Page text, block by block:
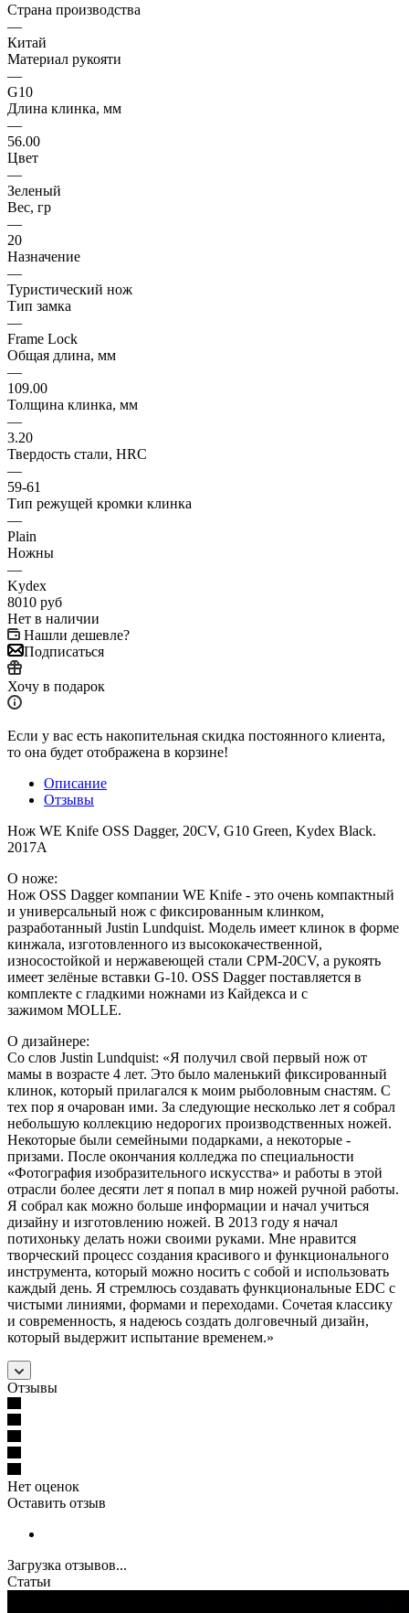
Страна производства
—
Китай
Материал рукояти
—
G10
Длина клинка, мм
—
56.00
Цвет
—
Зеленый
Вес, гр
—
20
Назначение
—
Туристический нож
Тип замка
—
Frame Lock
Общая длина, мм
—
109.00
Толщина клинка, мм
—
3.20
Твердость стали, HRC
—
59-61
Тип режущей кромки клинка
—
Plain
Ножны
—
Kydex
8010 руб
Нет в наличии
Нашли дешевле?
Подписаться
Хочу в подарок
Если у вас есть накопительная скидка постоянного клиента,
то она будет отображена в корзине!
Описание
Отзывы
Нож WE Knife OSS Dagger, 20CV, G10 Green, Kydex Black.
2017A
О ноже:
Нож OSS Dagger компании WE Knife - это очень компактный
и универсальный нож с фиксированным клинком,
разработанный Justin Lundquist. Модель имеет клинок в форме
кинжала, изготовленного из высококачественной,
износостойкой и нержавеющей стали CPM-20CV, а рукоять
имеет зелёные вставки G-10. OSS Dagger поставляется в
комплекте с гладкими ножнами из Кайдекса и с
зажимом MOLLE.
О дизайнере:
Со слов Justin Lundquist: «Я получил свой первый нож от
мамы в возрасте 4 лет. Это было маленький фиксированный
клинок, который прилагался к моим рыболовным снастям. С
тех пор я очарован ими. За следующие несколько лет я собрал
небольшую коллекцию недорогих производственных ножей.
Некоторые были семейными подарками, а некоторые -
призами. После окончания колледжа по специальности
«Фотография изобразительного искусства» и работы в этой
отрасли более десяти лет я попал в мир ножей ручной работы.
Я собрал как можно больше информации и начал учиться
дизайну и изготовлению ножей. В 2013 году я начал
потихоньку делать ножи своими руками. Мне нравится
творческий процесс создания красивого и функционального
инструмента, который можно носить с собой и использовать
каждый день. Я стремлюсь создавать функциональные EDC с
чистыми линиями, формами и переходами. Сочетая классику
и современность, я надеюсь создать долговечный дизайн,
который выдержит испытание временем.»
Отзывы
Нет оценок
Оставить отзыв
Загрузка отзывов...
Статьи